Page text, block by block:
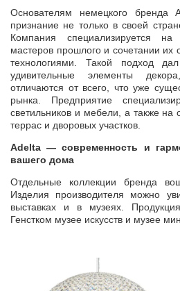
Основателям немецкого бренда
признание не только в своей
Компания специализируется на
мастеров прошлого и сочетании
технологиями. Такой подход
удивительные элементы
отличаются от всего, что уже
рынка. Предприятие
светильников и мебели, а также
террас и дворовых участков.
Adelta — современность и
вашего дома
Отдельные коллекции бренда
Изделия производителя можно
выставках и в музеях.
Генстком музее искусств и музее